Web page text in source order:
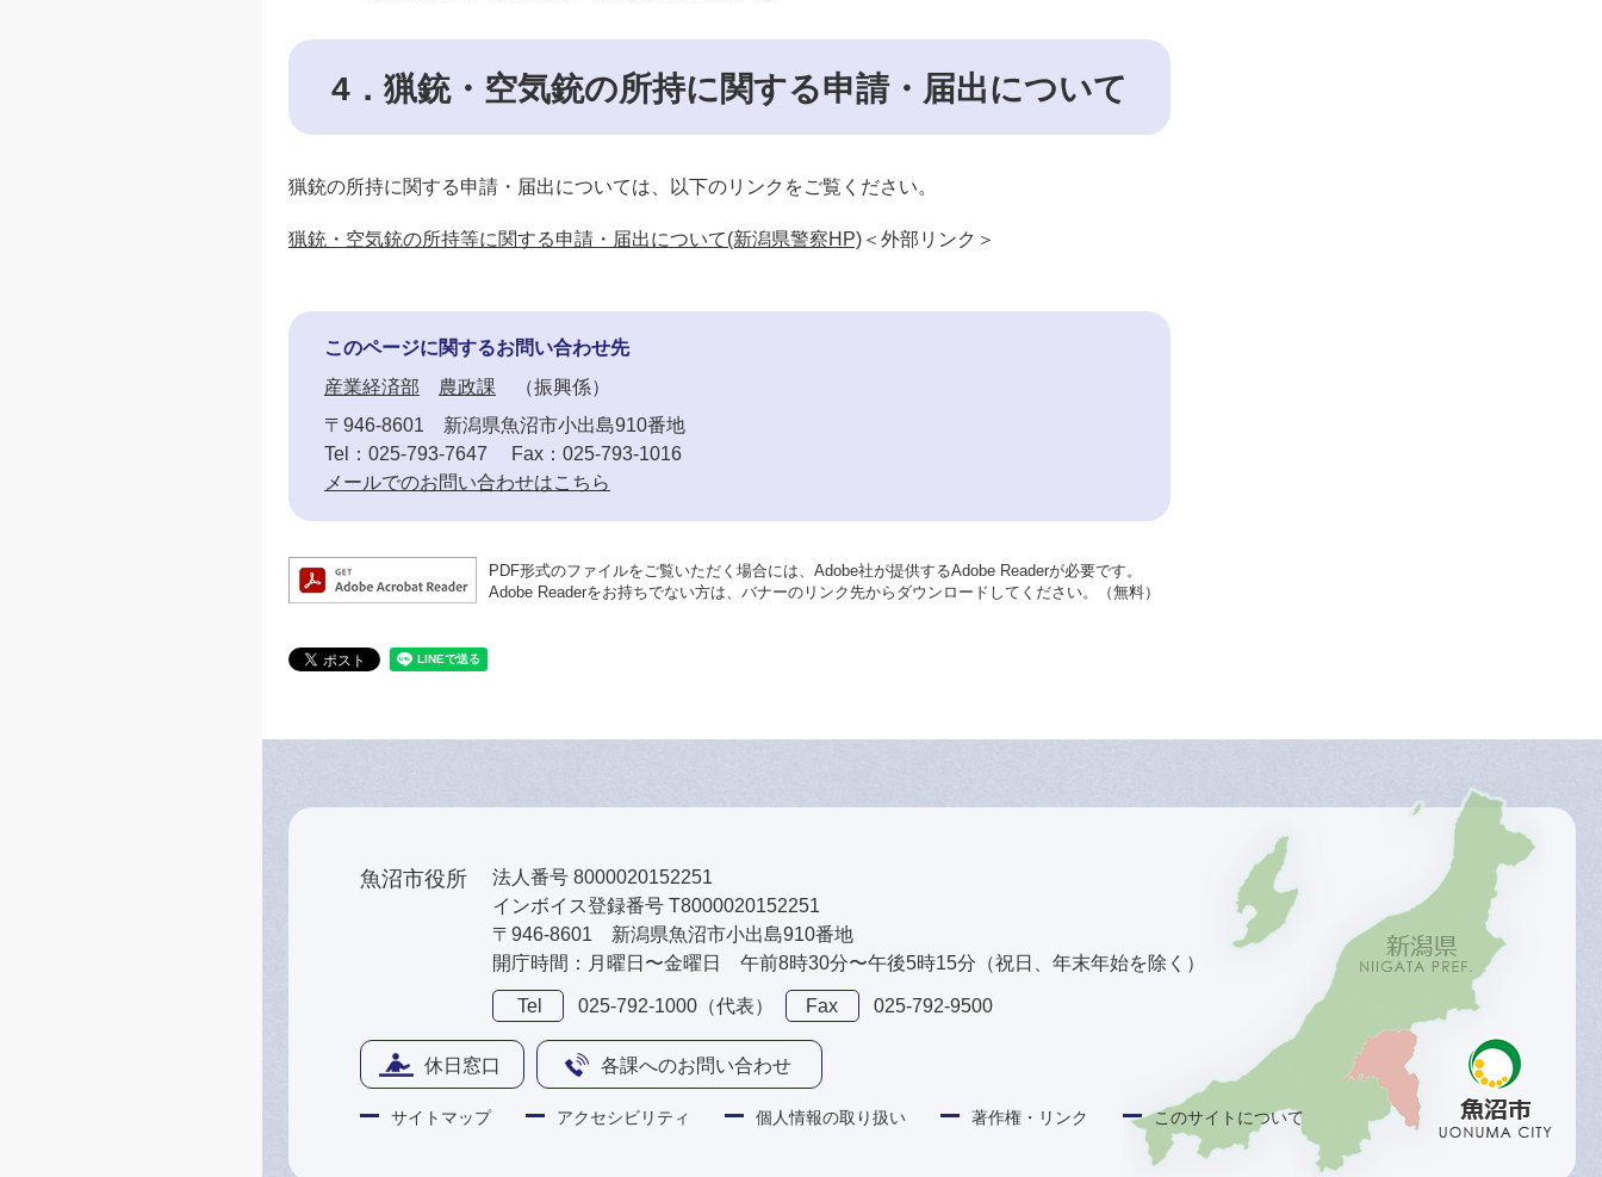
4．猟銃・空気銃の所持に関する申請・届出について
猟銃の所持に関する申請・届出については、以下のリンクをご覧ください。
猟銃・空気銃の所持等に関する申請・届出について(新潟県警察HP) ＜外部リンク＞
このページに関するお問い合わせ先
産業経済部
農政課
振興係
〒946-8601
新潟県魚沼市小出島910番地
Tel：025-793-7647
Fax：025-793-1016
メールでのお問い合わせはこちら
PDF形式のファイルをご覧いただく場合には、Adobe社が提供するAdobe Readerが必要です。
Adobe Readerをお持ちでない方は、バナーのリンク先からダウンロードしてください。（無料）
魚沼市役所
法人番号 8000020152251
インボイス登録番号 T8000020152251
〒946-8601 新潟県魚沼市小出島910番地
開庁時間：月曜日〜金曜日 午前8時30分〜午後5時15分（祝日、年末年始を除く）
Tel 025-792-1000（代表） Fax 025-792-9500
休日窓口 各課へのお問い合わせ
サイトマップ アクセシビリティ 個人情報の取り扱い 著作権・リンク このサイトについて